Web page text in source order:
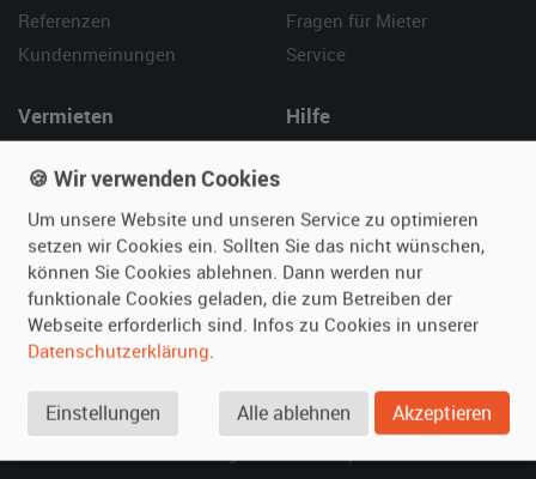
Referenzen
Kundenmeinungen
Fragen für Mieter
Service
Vermieten
Fotos senden
Fragen für Vermieter
Inserat verwalten
Hilfe
Kontakt
SPECIAL
Berühmte Filmautos –
🍪 Wir verwenden Cookies
Um unsere Website und unseren Service zu optimieren
setzen wir Cookies ein. Sollten Sie das nicht wünschen,
können Sie Cookies ablehnen. Dann werden nur
funktionale Cookies geladen, die zum Betreiben der
Webseite erforderlich sind. Infos zu Cookies in unserer
Datenschutzerklärung.
Einstellungen Alle ablehnen Akzeptieren